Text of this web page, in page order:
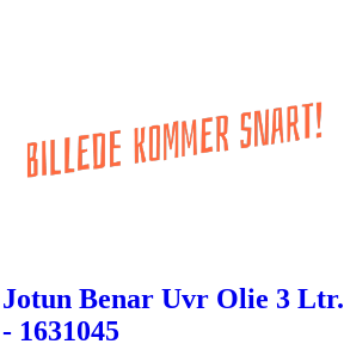
Jotun Benar Uvr Olie 3 Ltr.
- 1631045